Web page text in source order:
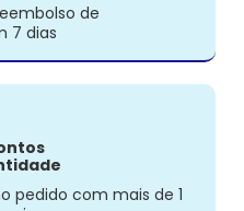
de
7 dias
pedido com mais de 1